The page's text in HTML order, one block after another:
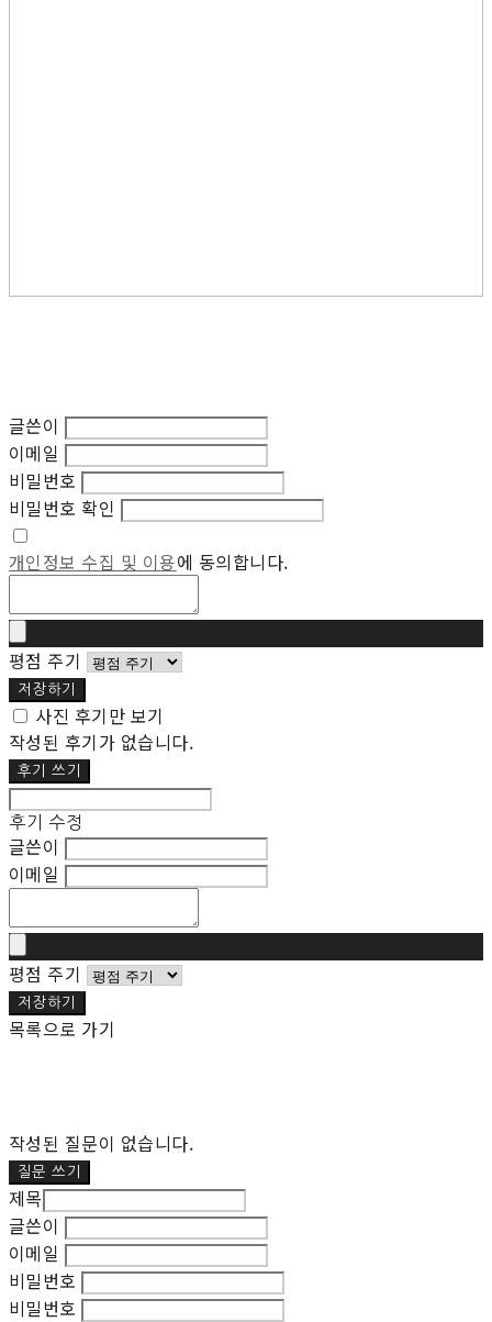
글쓴이
이메일
비밀번호
비밀번호 확인
개인정보 수집 및 이용에 동의합니다.
평점 주기
저장하기
사진 후기만 보기
작성된 후기가 없습니다.
후기 쓰기
후기 수정
글쓴이
이메일
평점 주기
저장하기
목록으로 가기
작성된 질문이 없습니다.
질문 쓰기
제목
글쓴이
이메일
비밀번호
비밀번호